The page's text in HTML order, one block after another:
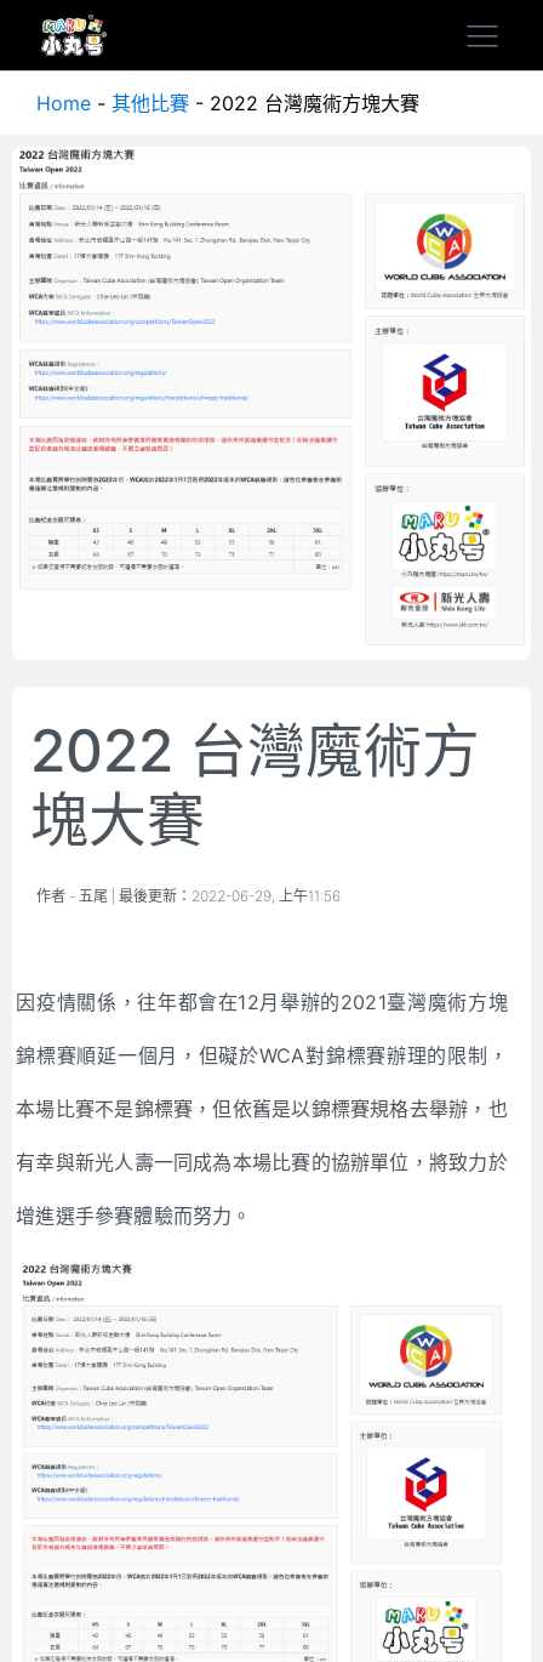
Home - 其他比賽 - 2022 台灣魔術方塊大賽
2022 台灣魔術方
塊大賽
作者 - 五尾 | 最後更新： 2022-06-29, 上午11:56
因疫情關係，往年都會在12月舉辦的2021臺灣魔術方塊
錦標賽順延一個月，但礙於WCA對錦標賽辦理的限制，
本場比賽不是錦標賽，但依舊是以錦標賽規格去舉辦，也
有幸與新光人壽一同成為本場比賽的協辦單位，將致力於
增進選手參賽體驗而努力。